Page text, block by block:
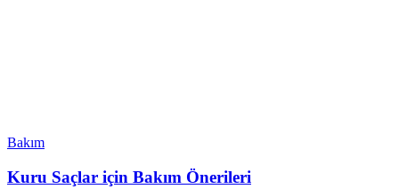
Bakım
Kuru Saçlar için Bakım Önerileri